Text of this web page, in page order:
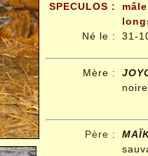
SPECULOS :
Né le :
31-
Mère :
Père :